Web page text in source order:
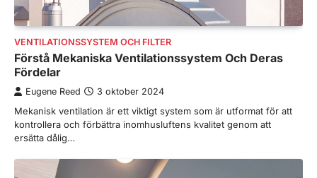
VENTILATIONSSYSTEM OCH FILTER
Förstå Mekaniska Ventilationssystem Och Deras
Fördelar
Eugene Reed 3 oktober 2024
Mekanisk ventilation är ett viktigt system som är utformat för att
kontrollera och förbättra inomhusluftens kvalitet genom att
ersätta dålig…